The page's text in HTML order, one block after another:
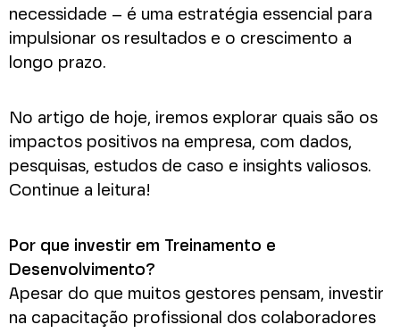
necessidade – é uma estratégia essencial para
impulsionar os resultados e o crescimento a
longo prazo.
No artigo de hoje, iremos explorar quais são os
impactos positivos na empresa, com dados,
pesquisas, estudos de caso e insights valiosos.
Continue a leitura!
Por que investir em Treinamento e
Desenvolvimento?
Apesar do que muitos gestores pensam, investir
na capacitação profissional dos colaboradores